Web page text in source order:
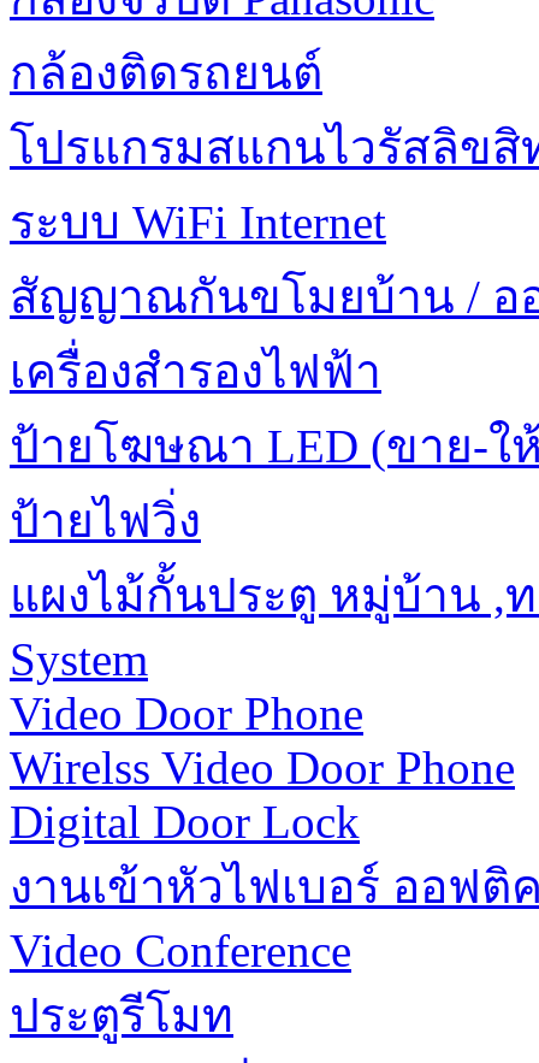
กล้องติดรถยนต์
โปรแกรมสแกนไวรัสลิข
ระบบ WiFi Internet
สัญญาณกันขโมยบ้าน / อ
เครื่องสำรองไฟฟ้า
ป้ายโฆษณา LED (ขาย-ใ
ป้ายไฟวิ่ง
แผงไม้กั้นประตู หมู่บ้าน ,ท
System
Video Door Phone
Wirelss Video Door Phone
Digital Door Lock
งานเข้าหัวไฟเบอร์ ออฟติ
Video Conference
ประตูรีโมท